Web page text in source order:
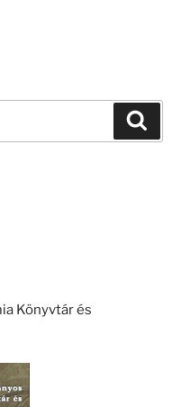
Könyvtár és